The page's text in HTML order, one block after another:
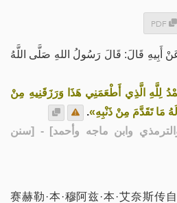
PDF
قَالَ: قَالَ رَسُولُ اللهِ صَلَّى اللَّهُ
لِلَّهِ الَّذِي أَطْعَمَنِي هَذَا وَرَزَقَنِيهِ مِنْ
مَا تَقَدَّمَ مِنْ ذَنْبِهِ».
وابن ماجه وأحمد] - [سنن
赛赫勒·本·穆阿兹·本·艾奈斯传